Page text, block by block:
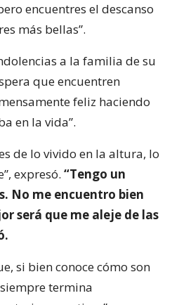
encuentres el descanso
más bellas”.
a la familia de su
que encuentren
feliz haciendo
en la vida”.
de lo vivido en la altura, lo
expresó. “Tengo un
No me encuentro bien
será que me aleje de las
si bien conoce cómo son
termina